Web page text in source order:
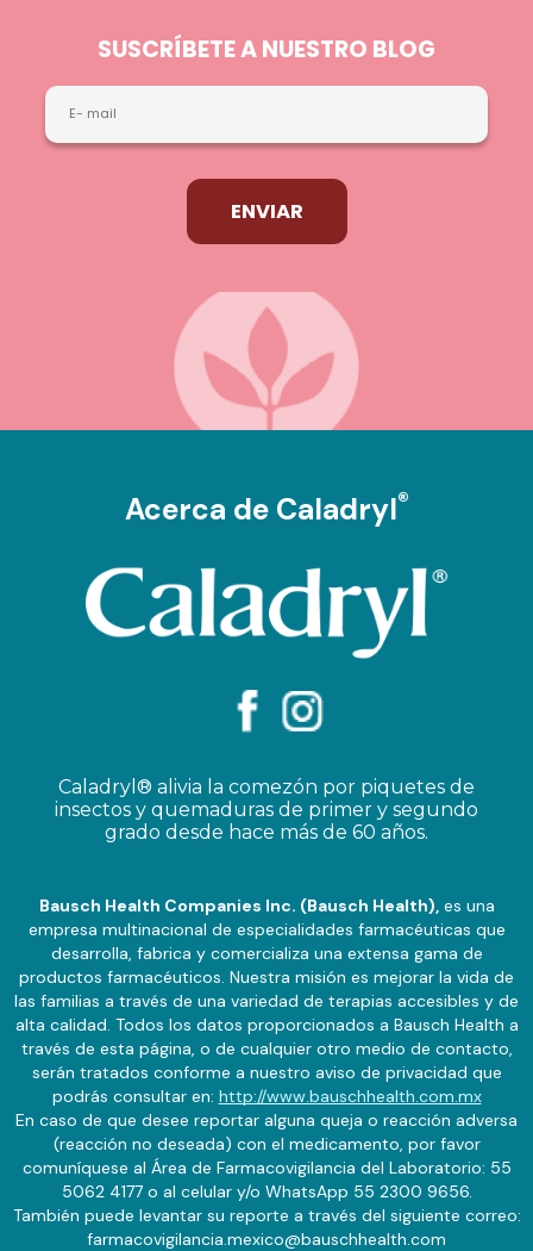
SUSCRÍBETE A NUESTRO BLOG
ENVIAR
Acerca de Caladryl®
Caladryl® alivia la comezón por piquetes de
insectos y quemaduras de primer y segundo
grado desde hace más de 60 años.
Bausch Health Companies Inc. (Bausch Health),es una
empresa multinacional de especialidades farmacéuticas que
desarrolla, fabrica y comercializa una extensa gama de
productos farmacéuticos. Nuestra misión es mejorar la vida de
las familias a través de una variedad de terapias accesibles y de
alta calidad. Todos los datos proporcionados a Bausch Health a
través de esta página, o de cualquier otro medio de contacto,
serán tratados conforme a nuestro aviso de privacidad que
podrás consultar en: http://www.bauschhealth.com.mx
En caso de que desee reportar alguna queja o reacción adversa
(reacción no deseada) con el medicamento, por favor
comuníquese al Área de Farmacovigilancia del Laboratorio: 55
5062 4177 o al celular y/o WhatsApp 55 2300 9656.
También puede levantar su reporte a través del siguiente correo:
farmacovigilancia.mexico@bauschhealth.com